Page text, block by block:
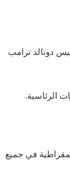
دونالد ترامب
الرئاسية.
في جميع